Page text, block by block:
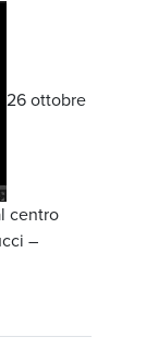
26 ottobre
centro
–